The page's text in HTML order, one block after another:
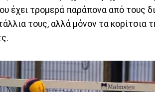
έχει τρομερά παράπονα από τους
τους, αλλά μόνον τα κορίτσια